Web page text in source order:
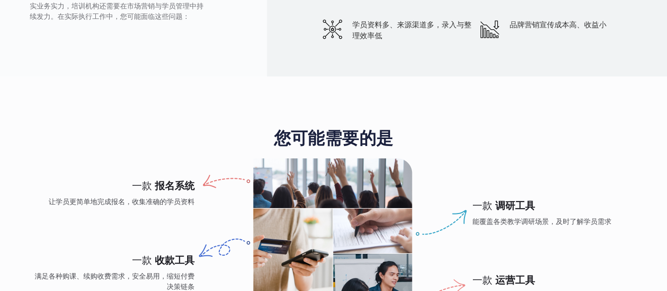
实业务实力，培训机构还需要在市场营销与学员管理中持
续发力。在实际执行工作中，您可能面临这些问题：
学员资料多、来源渠道多，录入与整
理效率低
品牌营销宣传成本高、收益小
您可能需要的是
一款 报名系统
让学员更简单地完成报名，收集准确的学员资料
一款 收款工具
满足各种购课、续购收费需求，安全易用，缩短付费
决策链条
一款 调研工具
能覆盖各类教学调研场景，及时了解学员需求
一款 运营工具